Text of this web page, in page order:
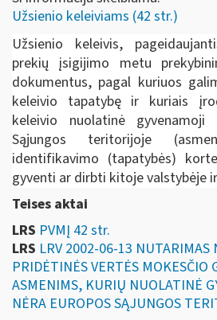
Užsienio keleiviams (42 str.)
Užsienio keleivis,
prekių įsigijimo metu
dokumentus, pagal kuriuos
keleivio tapatybę ir kuriais
keleivio nuolatinė
Sąjungos teritorijoje
identifikavimo (tapatybės)
gyventi ar dirbti kitoje valstybėje
Teises aktai
LRS PVMĮ 42 str.
LRS LRV 2002-06-13 NUTARIMAS
PRIDĖTINĖS VERTĖS MOKESČIO
ASMENIMS, KURIŲ NUOLATINĖ
NĖRA EUROPOS SĄJUNGOS